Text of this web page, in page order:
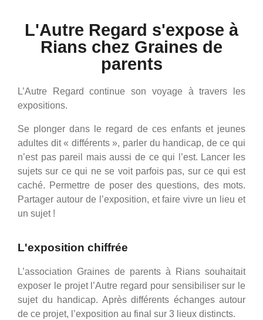
L'Autre Regard s'expose à
Rians chez Graines de
parents
L’Autre Regard continue son voyage à travers les
expositions.
Se plonger dans le regard de ces enfants et jeunes
adultes dit « différents », parler du handicap, de ce qui
n’est pas pareil mais aussi de ce qui l’est. Lancer les
sujets sur ce qui ne se voit parfois pas, sur ce qui est
caché. Permettre de poser des questions, des mots.
Partager autour de l’exposition, et faire vivre un lieu et
un sujet !
L'exposition chiffrée
L’association Graines de parents à Rians souhaitait
exposer le projet l’Autre regard pour sensibiliser sur le
sujet du handicap. Après différents échanges autour
de ce projet, l’exposition au final sur 3 lieux distincts.